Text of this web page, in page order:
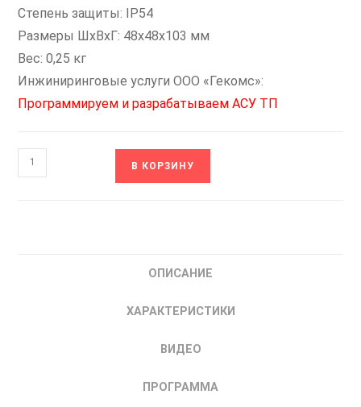
Степень защиты: IP54
Размеры ШxВxГ: 48х48х103 мм
Вес: 0,25 кг
Инжиниринговые услуги ООО «Гекомс»:
Программируем и разрабатываем АСУ ТП
Количество
товара
В КОРЗИНУ
ОПИСАНИЕ
ХАРАКТЕРИСТИКИ
ВИДЕО
ПРОГРАММА